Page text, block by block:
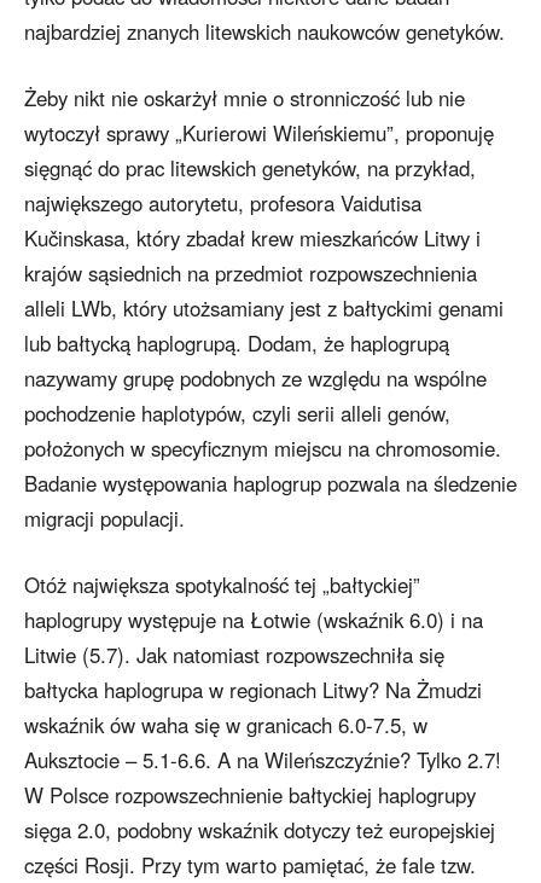
najbardziej znanych litewskich naukowców genetyków.
Żeby nikt nie oskarżył mnie o stronniczość lub nie
wytoczył sprawy „Kurierowi Wileńskiemu”, proponuję
sięgnąć do prac litewskich genetyków, na przykład,
największego autorytetu, profesora Vaidutisa
Kučinskasa, który zbadał krew mieszkańców Litwy i
krajów sąsiednich na przedmiot rozpowszechnienia
alleli LWb, który utożsamiany jest z bałtyckimi genami
lub bałtycką haplogrupą. Dodam, że haplogrupą
nazywamy grupę podobnych ze względu na wspólne
pochodzenie haplotypów, czyli serii alleli genów,
położonych w specyficznym miejscu na chromosomie.
Badanie występowania haplogrup pozwala na śledzenie
migracji populacji.
Otóż największa spotykalność tej „bałtyckiej”
haplogrupy występuje na Łotwie (wskaźnik 6.0) i na
Litwie (5.7). Jak natomiast rozpowszechniła się
bałtycka haplogrupa w regionach Litwy? Na Żmudzi
wskaźnik ów waha się w granicach 6.0-7.5, w
Auksztocie – 5.1-6.6. A na Wileńszczyźnie? Tylko 2.7!
W Polsce rozpowszechnienie bałtyckiej haplogrupy
sięga 2.0, podobny wskaźnik dotyczy też europejskiej
części Rosji. Przy tym warto pamiętać, że fale tzw.